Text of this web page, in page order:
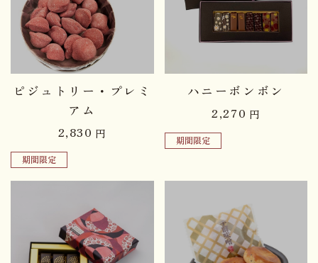
品切れ中
ピジュトリー・プレミ
アム
2,830 円
期間限定
ハニーボンボン
2,270 円
期間限定